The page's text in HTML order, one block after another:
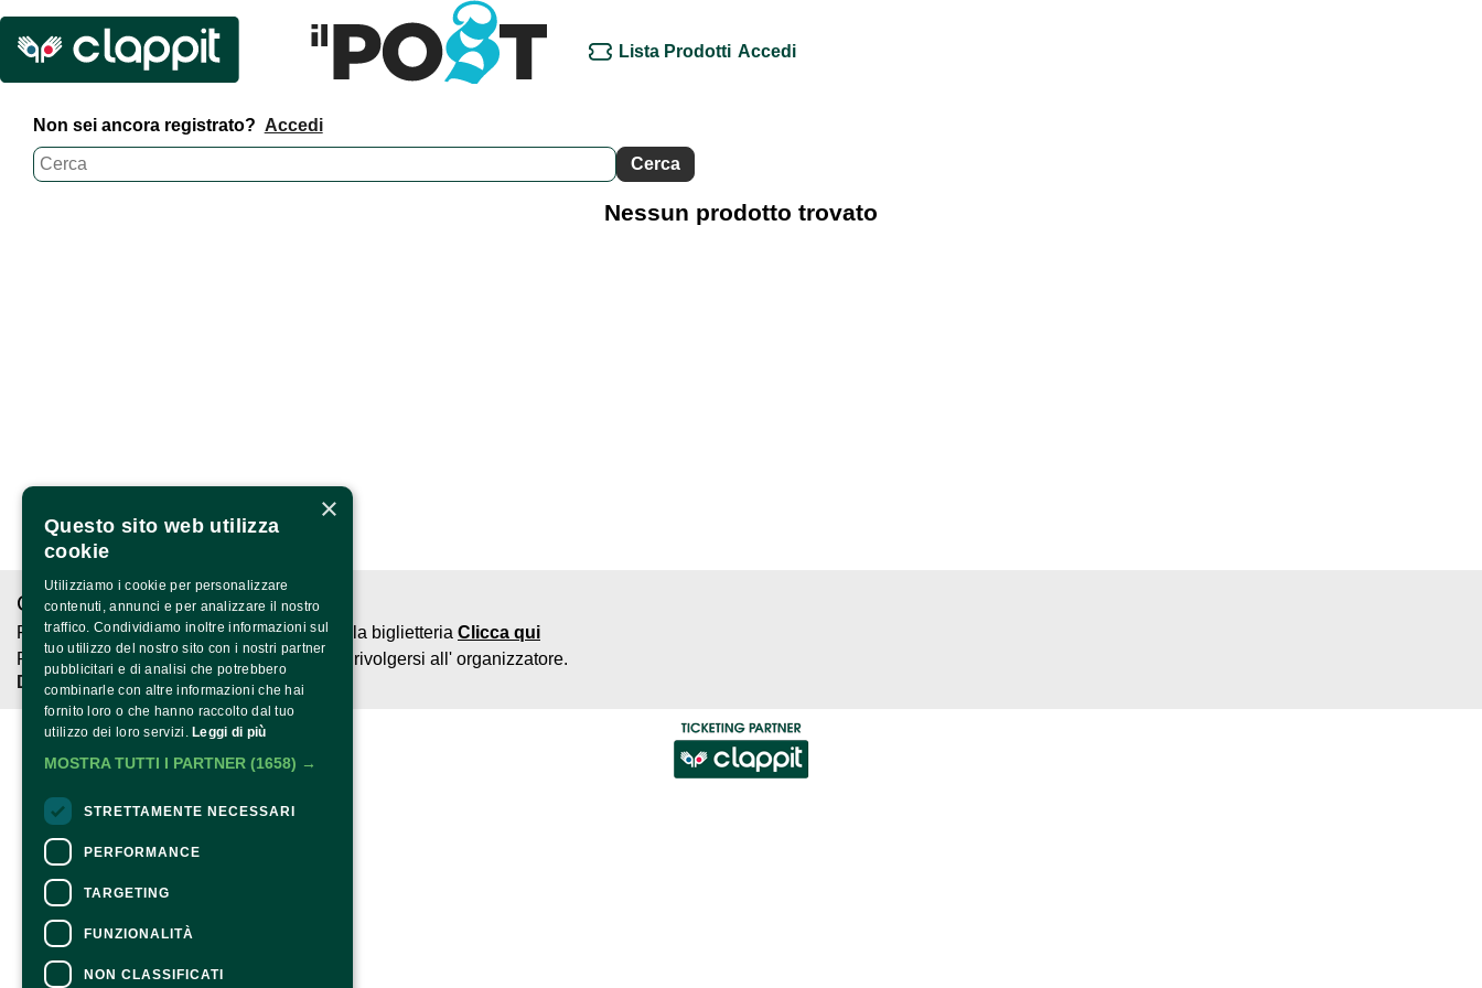
Lista Prodotti Accedi
Non sei ancora registrato? Accedi
Nessun prodotto trovato
CONTATTI
Per informazioni e supporto all'acquisto della biglietteria Clicca qui
Per informazioni sul programma e l'evento, rivolgersi all' organizzatore.
Dichiarazione di accessibilità
×
Questo sito web utilizza
cookie
Utilizziamo i cookie per personalizzare
contenuti, annunci e per analizzare il nostro
traffico. Condividiamo inoltre informazioni sul
tuo utilizzo del nostro sito con i nostri partner
pubblicitari e di analisi che potrebbero
combinarle con altre informazioni che hai
fornito loro o che hanno raccolto dal tuo
utilizzo dei loro servizi. Leggi di più
MOSTRA TUTTI I PARTNER (1658) →
STRETTAMENTE NECESSARI
PERFORMANCE
TARGETING
FUNZIONALITÀ
NON CLASSIFICATI